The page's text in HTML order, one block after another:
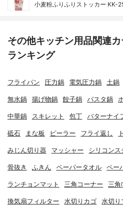
小麦粉ふりふりストッカー KK-
その他キッチン用品関連
ランキング
フライパン 圧力鍋 電気圧力鍋 土鍋
無水鍋 揚げ物鍋 餃子鍋 パスタ鍋
中華鍋 スキレット 包丁 バターナイ
砥石 まな板 ピーラー フライ返し
みじん切り器 マッシャー シリコンス
骨抜き ふきん ペーパータオル ペー
ランチョンマット 三角コーナー 三角
換気扇フィルター 水切りカゴ 水切り